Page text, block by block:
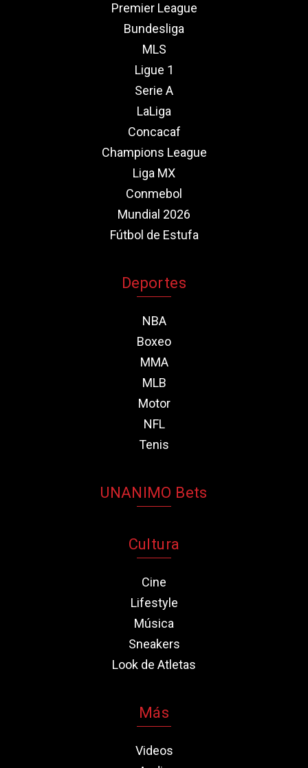
Premier League
Bundesliga
MLS
Ligue 1
Serie A
LaLiga
Concacaf
Champions League
Liga MX
Conmebol
Mundial 2026
Fútbol de Estufa
Deportes
NBA
Boxeo
MMA
MLB
Motor
NFL
Tenis
UNANIMO Bets
Cultura
Cine
Lifestyle
Música
Sneakers
Look de Atletas
Más
Videos